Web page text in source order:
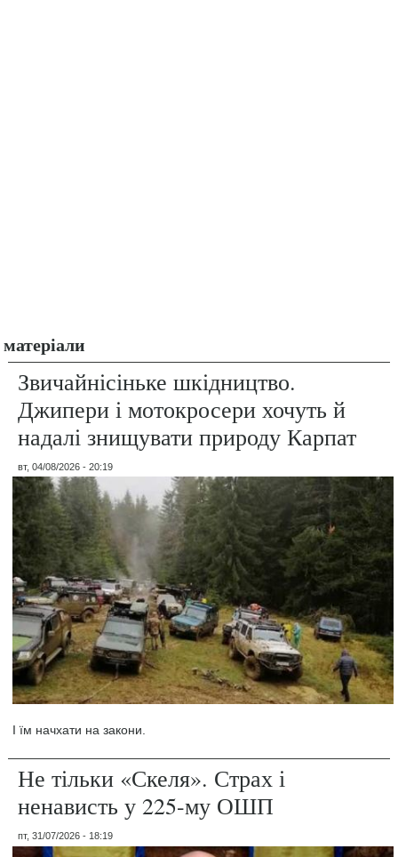
матеріали
Звичайнісіньке шкідництво.
Джипери і мотокросери хочуть й
надалі знищувати природу Карпат
вт, 04/08/2026 - 20:19
І їм начхати на закони.
Не тільки «Скеля». Страх і
ненависть у 225-му ОШП
пт, 31/07/2026 - 18:19